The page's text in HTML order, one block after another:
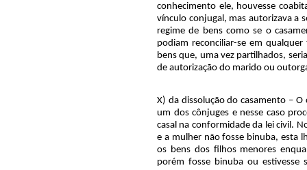
conhecimento ele, houvesse
vínculo conjugal, mas autorizava a
regime de bens como se o
podiam reconciliar-se em
bens que, uma vez partilhados,
de autorização do marido ou
X) da dissolução do casamento –
um dos cônjuges e nesse caso
casal na conformidade da lei civil.
e a mulher não fosse binuba, esta
os bens dos filhos menores
porém fosse binuba ou estivesse